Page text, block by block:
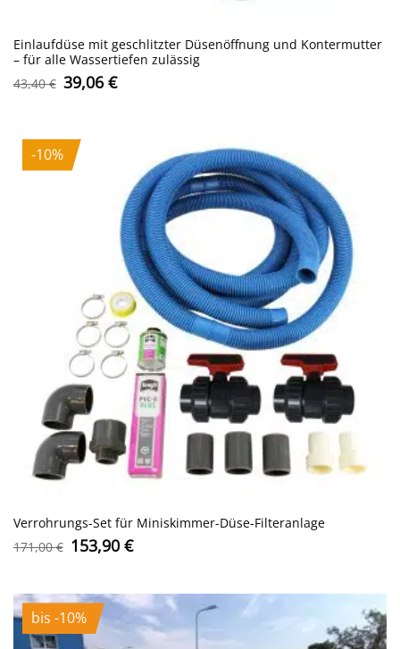
Einlaufdüse mit geschlitzter Düsenöffnung und Kontermutter
– für alle Wassertiefen zulässig
43,40€ Ursprünglicher
Preis
39,06€Aktueller
-10%
Verrohrungs-Set für Miniskimmer-Düse-Filteranlage
171,00€ Ursprünglicher
Preis
171,00 €
153,90 €Aktueller
153,90 €.
bis -10%